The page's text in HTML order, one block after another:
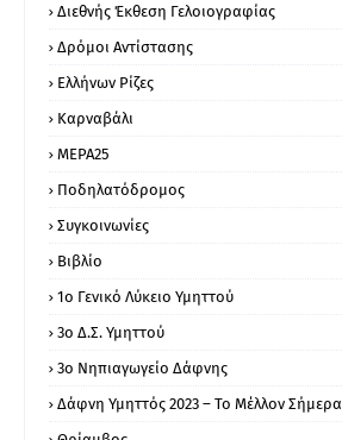
Διεθνής Έκθεση Γελοιογραφίας
Δρόμοι Αντίστασης
Ελλήνων Ρίζες
Καρναβάλι
ΜΕΡΑ25
Ποδηλατόδρομος
Συγκοινωνίες
Βιβλίο
1ο Γενικό Λύκειο Υμηττού
3ο Δ.Σ. Υμηττού
3ο Νηπιαγωγείο Δάφνης
Δάφνη Υμηττός 2023 – Το Μέλλον Σήμερα